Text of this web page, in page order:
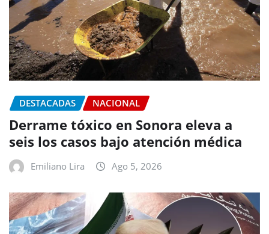
DESTACADAS NACIONAL
Derrame tóxico en Sonora eleva a
seis los casos bajo atención médica
Emiliano Lira Ago 5, 2026